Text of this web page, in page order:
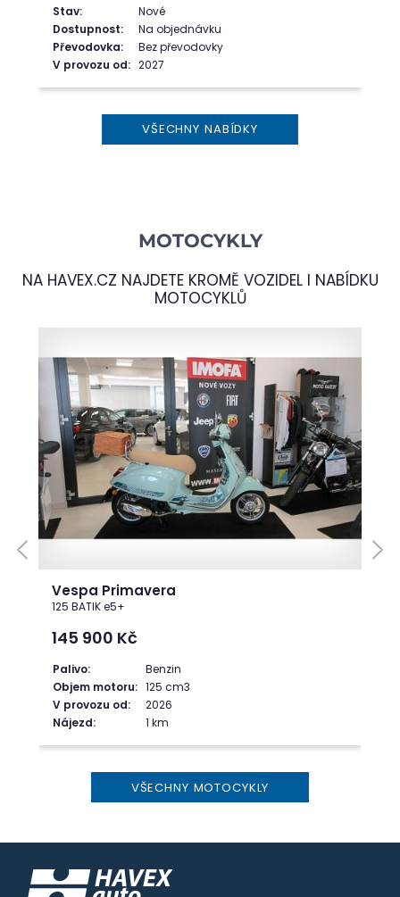
Stav:
Nové
Dostupnost:
Na objednávku
Převodovka:
Bez převodovky
V provozu od: 2027
VŠECHNY NABÍDKY
MOTOCYKLY
NA HAVEX.CZ NAJDETE KROMĚ VOZIDEL I NABÍDKU
MOTOCYKLŮ
Vespa Primavera
125 BATIK e5+
145 900 Kč
Palivo:
Benzin
Objem motoru: 125 cm3
V provozu od:
2026
Nájezd:
1 km
VŠECHNY MOTOCYKLY